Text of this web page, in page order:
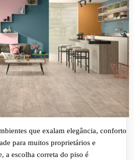
que exalam elegância, conforto
para muitos proprietários e
a escolha correta do piso é